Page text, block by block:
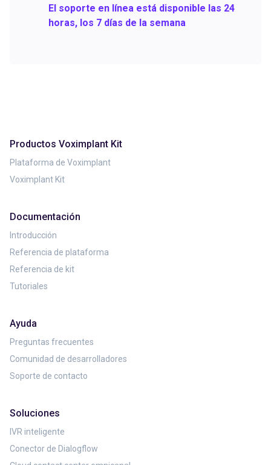
El soporte en línea está disponible las 24
horas, los 7 días de la semana
Productos Voximplant Kit
Plataforma de Voximplant
Voximplant Kit
Soluciones
IVR inteligente
Conector de Dialogflow
Documentación
Introducción
Referencia de plataforma
Referencia de kit
Tutoriales
Ayuda
Preguntas frecuentes
Comunidad de desarrolladores
Soporte de contacto